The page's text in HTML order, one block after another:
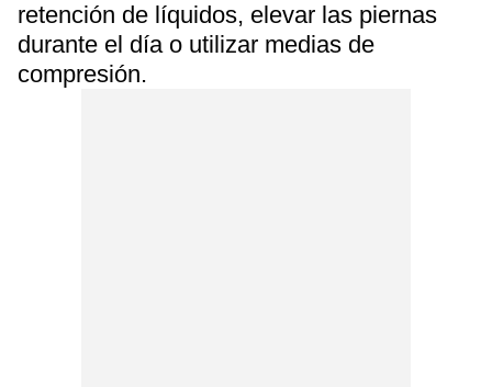
retención de líquidos, elevar las piernas
durante el día o utilizar medias de
compresión.